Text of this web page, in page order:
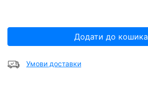
Додати до кошика
Умови доставки